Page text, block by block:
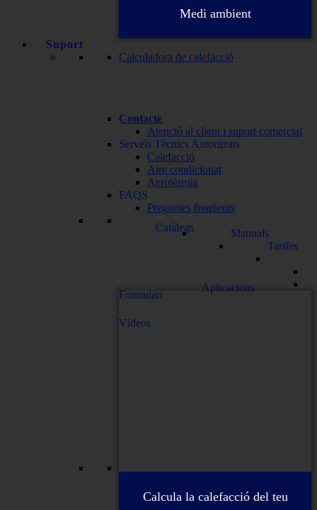
Medi ambient
Suport
Calculadora de calefacció
Contacte
Atenció al client i suport comercial
Serveis Tècnics Autoritzats
Calefacció
Aire condicionat
Aerotèrmia
FAQS
Preguntes freqüents
Catàlegs
Manuals
Tarifes
Formulari
Aplicacions
Vídeos
Calcula la calefacció del teu